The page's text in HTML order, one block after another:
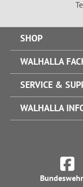
SHOP
WALHALLA
SERVICE &
WALHALLA